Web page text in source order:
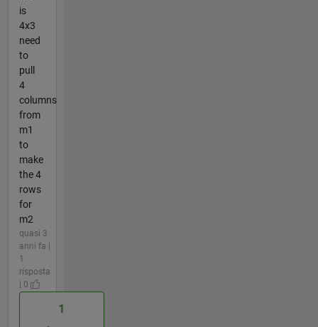
is
4x3
need
to
pull
4
columns
from
m1
to
make
the 4
rows
for
m2
quasi 3
anni fa |
1
risposta
| 0
1